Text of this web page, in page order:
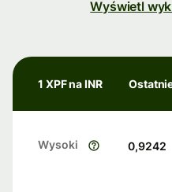
Wyświetl
1 XPF na INR
Wysoki 0,9242